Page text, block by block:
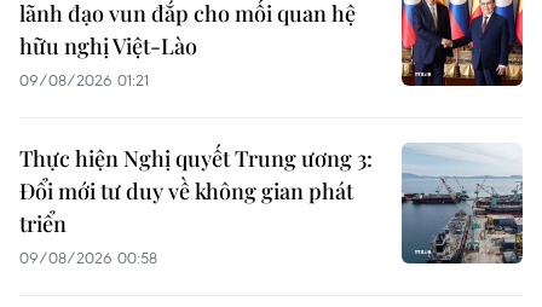
lãnh đạo vun đắp cho mối quan hệ
hữu nghị Việt-Lào
09/08/2026 01:21
Thực hiện Nghị quyết Trung ương 3:
Đổi mới tư duy về không gian phát
triển
09/08/2026 00:58